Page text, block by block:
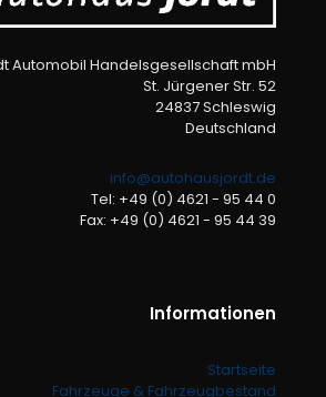
Automobil Handelsgesellschaft mbH
St. Jürgener Str. 52
24837 Schleswig
Deutschland
info@autohausjordt.de
Tel: +49 (0) 4621 - 95 44 0
Fax: +49 (0) 4621 - 95 44 39
Informationen
Startseite
Fahrzeuge & Fahrzeugbestand